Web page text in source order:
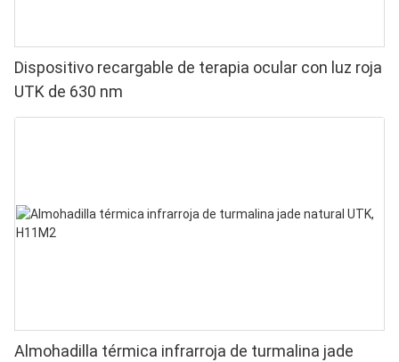
Dispositivo recargable de terapia ocular con luz roja
UTK de 630 nm
Almohadilla térmica infrarroja de turmalina jade